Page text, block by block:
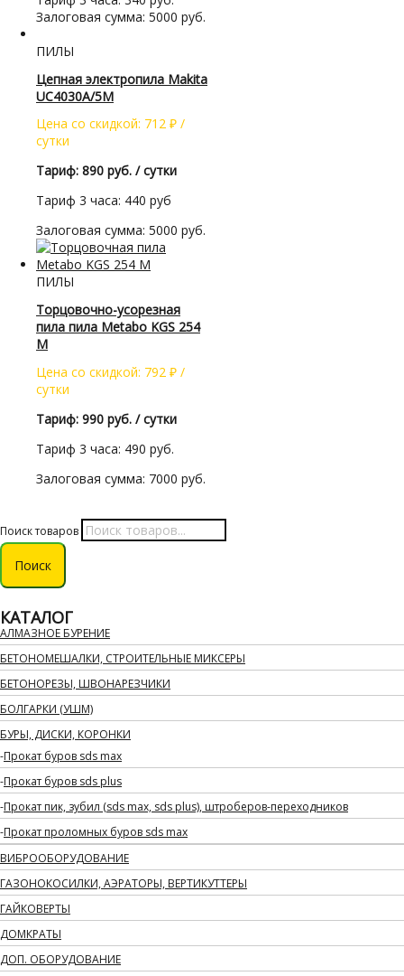
Поиск товаров
Поиск
КАТАЛОГ
АЛМАЗНОЕ БУРЕНИЕ
БЕТОНОМЕШАЛКИ, СТРОИТЕЛЬНЫЕ МИКСЕРЫ
БЕТОНОРЕЗЫ, ШВОНАРЕЗЧИКИ
БОЛГАРКИ (УШМ)
БУРЫ, ДИСКИ, КОРОНКИ
Прокат буров sds max
Прокат буров sds plus
Прокат пик, зубил (sds max, sds plus), штроберов-переходников
Прокат проломных буров sds max
ВИБРООБОРУДОВАНИЕ
ГАЗОНОКОСИЛКИ, АЭРАТОРЫ, ВЕРТИКУТТЕРЫ
ГАЙКОВЕРТЫ
ДОМКРАТЫ
ДОП. ОБОРУДОВАНИЕ
Залоговая сумма: 5000 руб.
ПИЛЫ
Цепная электропила Makita
UC4030A/5M
Цена со скидкой: 712 ₽ /
сутки
Тариф: 890 руб. / сутки
Тариф 3 часа: 440 руб
Залоговая сумма: 5000 руб.
ПИЛЫ
Торцовочно-усорезная
пила пила Metabo KGS 254
M
Цена со скидкой: 792 ₽ /
сутки
Тариф: 990 руб. / сутки
Тариф 3 часа: 490 руб.
Залоговая сумма: 7000 руб.